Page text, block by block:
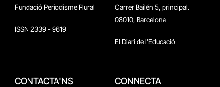
Fundació Periodisme Plural
ISSN 2339 - 9619
Carrer Bailén 5, principal.
08010, Barcelona
El Diari de l'Educació
CONTACTA'NS CONNECTA